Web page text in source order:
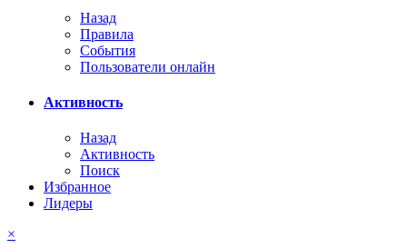
Назад
Правила
События
Пользователи онлайн
Активность
Назад
Активность
Поиск
Избранное
Лидеры
×